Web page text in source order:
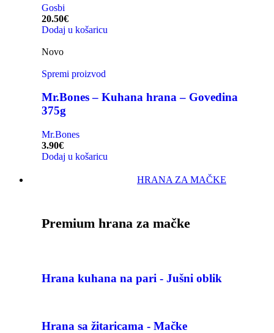
Gosbi
20.50€
Dodaj u košaricu
Novo
Spremi proizvod
Mr.Bones – Kuhana hrana – Govedina
375g
Mr.Bones
3.90€
Dodaj u košaricu
HRANA ZA MAČKE
Premium hrana za mačke
Hrana kuhana na pari - Jušni oblik
Hrana sa žitaricama - Mačke